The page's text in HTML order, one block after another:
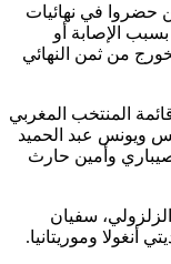
حضروا في نهائيات
الإصابة أو
من ثمن النهائي
حضروا في قائمة المنتخب المغربي
ويونس عبد الحميد
وأمين حارث
سفيان
أنغولا وموريتانيا.